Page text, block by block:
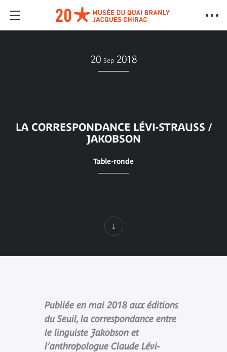
20 Sep 2018
LA CORRESPONDANCE LÉVI-STRAUSS /
JAKOBSON
Table-ronde
Publiée en mai 2018 aux éditions
du Seuil, la correspondance entre
le linguiste Jakobson et
l’anthropologue Claude Lévi-